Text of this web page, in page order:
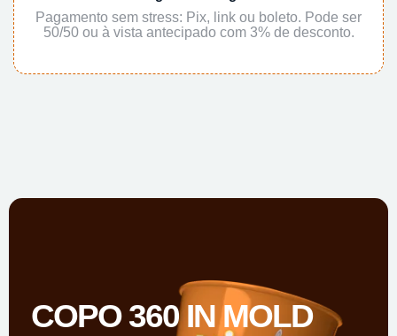
Pagamento sem stress: Pix, link ou boleto. Pode ser
50/50 ou à vista antecipado com 3% de desconto.
COPO 360 IN MOLD